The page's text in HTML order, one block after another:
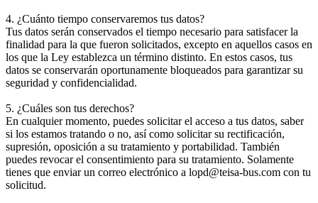
4. ¿Cuánto tiempo conservaremos tus datos?
Tus datos serán conservados el tiempo necesario para satisfacer la
finalidad para la que fueron solicitados, excepto en aquellos casos en
los que la Ley establezca un término distinto. En estos casos, tus
datos se conservarán oportunamente bloqueados para garantizar su
seguridad y confidencialidad.
5. ¿Cuáles son tus derechos?
En cualquier momento, puedes solicitar el acceso a tus datos, saber
si los estamos tratando o no, así como solicitar su rectificación,
supresión, oposición a su tratamiento y portabilidad. También
puedes revocar el consentimiento para su tratamiento. Solamente
tienes que enviar un correo electrónico a lopd@teisa-bus.com con tu
solicitud.